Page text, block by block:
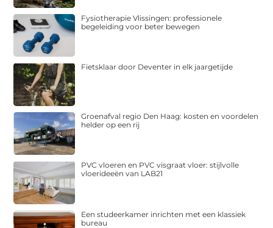
Fysiotherapie Vlissingen: professionele
begeleiding voor beter bewegen
Fietsklaar door Deventer in elk jaargetijde
Groenafval regio Den Haag: kosten en voordelen
helder op een rij
PVC vloeren en PVC visgraat vloer: stijlvolle
vloerideeën van LAB21
Een studeerkamer inrichten met een klassiek
bureau